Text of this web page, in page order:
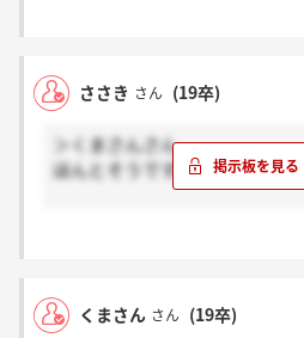
ささき さん (19卒)
＞くまさんさん
ほんとそうですよね。めっちゃ
くまさん さん (19卒)